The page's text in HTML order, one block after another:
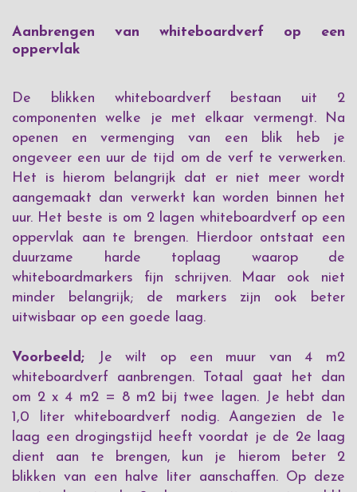
Aanbrengen van whiteboardverf op een
oppervlak
De blikken whiteboardverf bestaan uit 2
componenten welke je met elkaar vermengt. Na
openen en vermenging van een blik heb je
ongeveer een uur de tijd om de verf te verwerken.
Het is hierom belangrijk dat er niet meer wordt
aangemaakt dan verwerkt kan worden binnen het
uur. Het beste is om 2 lagen whiteboardverf op een
oppervlak aan te brengen. Hierdoor ontstaat een
duurzame harde toplaag waarop de
whiteboardmarkers fijn schrijven. Maar ook niet
minder belangrijk; de markers zijn ook beter
uitwisbaar op een goede laag.
Voorbeeld; Je wilt op een muur van 4 m2
whiteboardverf aanbrengen. Totaal gaat het dan
om 2 x 4 m2 = 8 m2 bij twee lagen. Je hebt dan
1,0 liter whiteboardverf nodig. Aangezien de 1e
laag een drogingstijd heeft voordat je de 2e laag
dient aan te brengen, kun je hierom beter 2
blikken van een halve liter aanschaffen. Op deze